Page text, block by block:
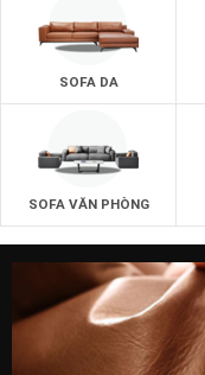
SOFA DA
SOFA VĂN PHÒNG